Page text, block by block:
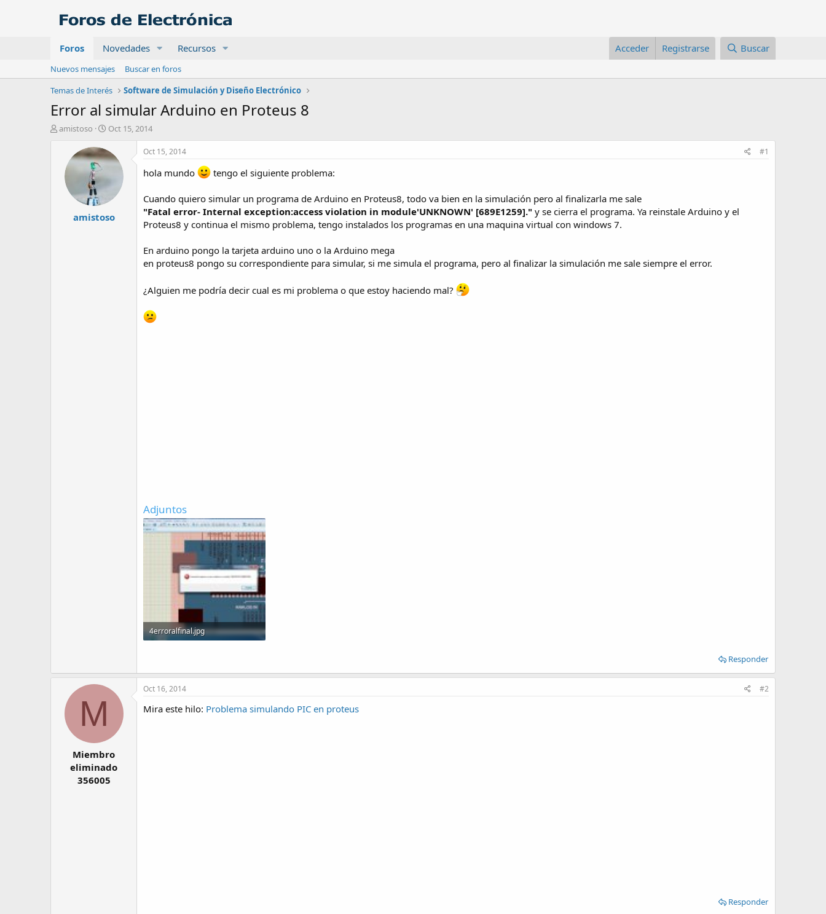
Foros Novedades Recursos Acceder Registrarse Buscar
Nuevos mensajes
Buscar en foros
Temas de Interés
Software de Simulación y Diseño Electrónico
Error al simular Arduino en Proteus 8
A
amistoso
F
c
h
i
n
Oct 15, 2014
amistoso
Oct 15, 2014 #1
hola mundo tengo el siguiente problema:
Cuando quiero simular un programa de Arduino en Proteus8, todo va bien en la simulación pero al finalizarla me sale
"Fatal error- Internal exception:access violation in module'UNKNOWN' [689E1259]." y se cierra el programa. Ya reinstale Arduino y el
Proteus8 y continua el mismo problema, tengo instalados los programas en una maquina virtual con windows 7.
En arduino pongo la tarjeta arduino uno o la Arduino mega
en proteus8 pongo su correspondiente para simular, si me simula el programa, pero al finalizar la simulación me sale siempre el error.
¿Alguien me podría decir cual es mi problema o que estoy haciendo mal?
Adjuntos
4erroralfinal.jpg
Responder
M
Miembro
eliminado
356005
Oct 16, 2014 #2
Mira este hilo: Problema simulando PIC en proteus
Responder